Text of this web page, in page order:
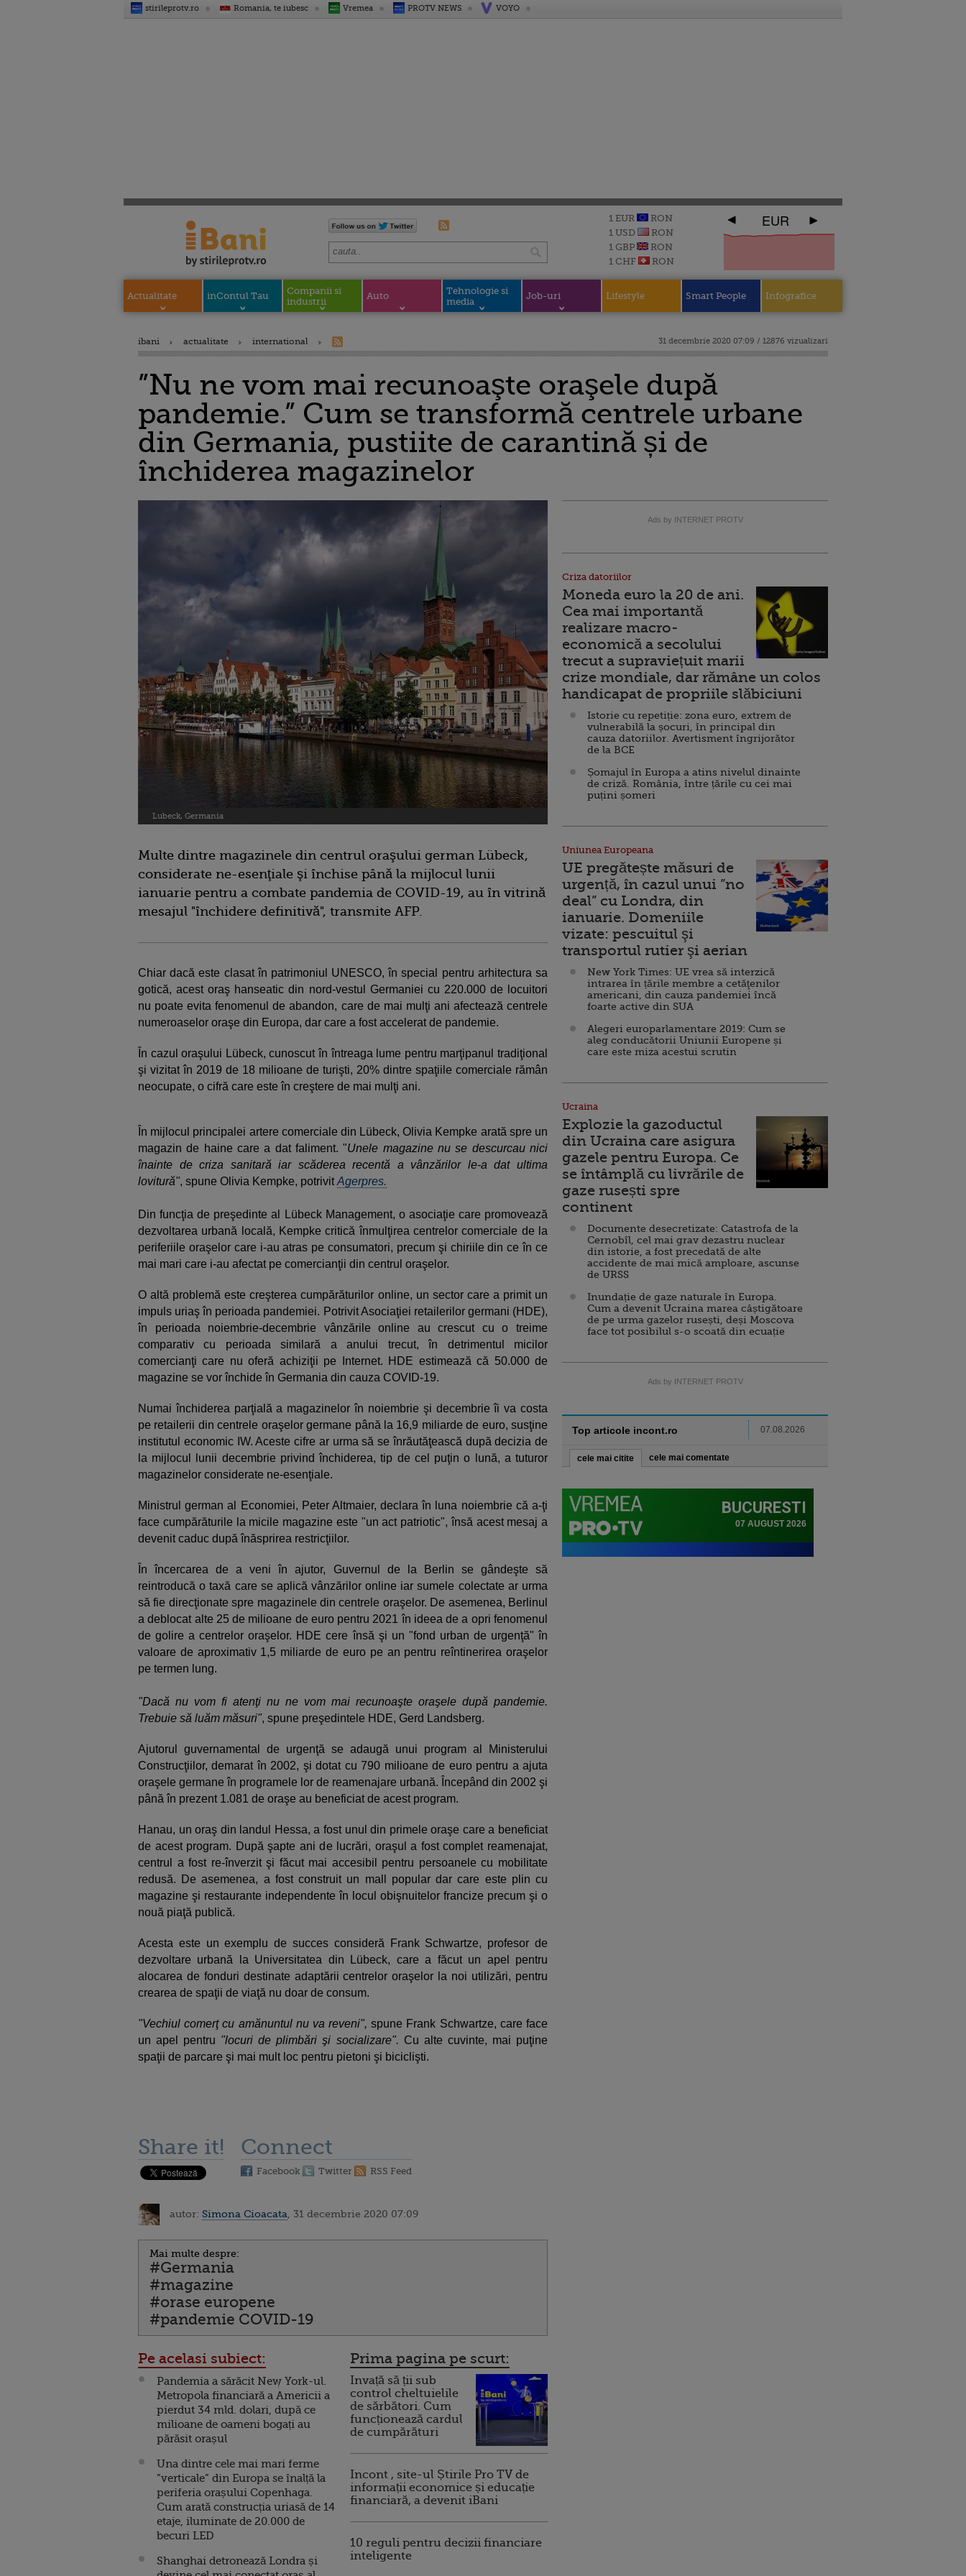
stirileprotv.ro Romania, te iubesc Vremea PROTV NEWS VOYO
1 EUR
RON
1 USD
RON
1 GBP
RON
1 CHF
RON
EUR
Actualitate inContul Tau
Companii si
industrii
Auto
Tehnologie si
media
Job-uri Lifestyle Smart People Infografice
ibani actualitate international 31 decembrie 2020 07:09 / 12876 vizualizari
”Nu ne vom mai recunoaşte oraşele după
pandemie.” Cum se transformă centrele urbane
din Germania, pustiite de carantină și de
închiderea magazinelor
Lubeck, Germania
Multe dintre magazinele din centrul oraşului german Lübeck,
considerate ne-esenţiale şi închise până la mijlocul lunii
ianuarie pentru a combate pandemia de COVID-19, au în vitrină
mesajul "închidere definitivă", transmite AFP.
Chiar dacă este clasat în patrimoniul UNESCO, în special pentru arhitectura sa
gotică, acest oraş hanseatic din nord-vestul Germaniei cu 220.000 de locuitori
nu poate evita fenomenul de abandon, care de mai mulţi ani afectează centrele
numeroaselor oraşe din Europa, dar care a fost accelerat de pandemie.
În cazul oraşului Lübeck, cunoscut în întreaga lume pentru marţipanul tradiţional
şi vizitat în 2019 de 18 milioane de turişti, 20% dintre spaţiile comerciale rămân
neocupate, o cifră care este în creştere de mai mulţi ani.
În mijlocul principalei artere comerciale din Lübeck, Olivia Kempke arată spre un
magazin de haine care a dat faliment. "Unele magazine nu se descurcau nici
înainte de criza sanitară iar scăderea recentă a vânzărilor le-a dat ultima
lovitură", spune Olivia Kempke, potrivitAgerpres.
Din funcţia de preşedinte al Lübeck Management, o asociaţie care promovează
dezvoltarea urbană locală, Kempke critică înmulţirea centrelor comerciale de la
periferiile oraşelor care i-au atras pe consumatori, precum şi chiriile din ce în ce
mai mari care i-au afectat pe comercianţii din centrul oraşelor.
O altă problemă este creşterea cumpărăturilor online, un sector care a primit un
impuls uriaş în perioada pandemiei. Potrivit Asociaţiei retailerilor germani (HDE),
în perioada noiembrie-decembrie vânzările online au crescut cu o treime
comparativ cu perioada similară a anului trecut, în detrimentul micilor
comercianţi care nu oferă achiziţii pe Internet. HDE estimează că 50.000 de
magazine se vor închide în Germania din cauza COVID-19.
Numai închiderea parţială a magazinelor în noiembrie şi decembrie îi va costa
pe retailerii din centrele oraşelor germane până la 16,9 miliarde de euro, susţine
institutul economic IW. Aceste cifre ar urma să se înrăutăţească după decizia de
la mijlocul lunii decembrie privind închiderea, tip de cel puţin o lună, a tuturor
magazinelor considerate ne-esenţiale.
Ministrul german al Economiei, Peter Altmaier, declara în luna noiembrie că a-ţi
face cumpărăturile la micile magazine este "un act patriotic", însă acest mesaj a
devenit caduc după înăsprirea restricţiilor.
În încercarea de a veni în ajutor, Guvernul de la Berlin se gândeşte să
reintroducă o taxă care se aplică vânzărilor online iar sumele colectate ar urma
să fie direcţionate spre magazinele din centrele oraşelor. De asemenea, Berlinul
a deblocat alte 25 de milioane de euro pentru 2021 în ideea de a opri fenomenul
de golire a centrelor oraşelor. HDE cere însă şi un "fond urban de urgenţă" în
valoare de aproximativ 1,5 miliarde de euro pe an pentru reîntinerirea oraşelor
pe termen lung.
"Dacă nu vom fi atenţi nu ne vom mai recunoaşte oraşele după pandemie.
Trebuie să luăm măsuri", spune preşedintele HDE, Gerd Landsberg.
Ajutorul guvernamental de urgenţă se adaugă unui program al Ministerului
Construcţiilor, demarat în 2002, şi dotat cu 790 milioane de euro pentru a ajuta
oraşele germane în programele lor de reamenajare urbană. Începând din 2002 şi
până în prezent 1.081 de oraşe au beneficiat de acest program.
Hanau, un oraş din landul Hessa, a fost unul din primele oraşe care a beneficiat
de acest program. După şapte ani de lucrări, oraşul a fost complet reamenajat,
centrul a fost re-înverzit şi făcut mai accesibil pentru persoanele cu mobilitate
redusă. De asemenea, a fost construit un mall popular dar care este plin cu
magazine şi restaurante independente în locul obişnuitelor francize precum şi o
nouă piaţă publică.
Acesta este un exemplu de succes consideră Frank Schwartze, profesor de
dezvoltare urbană la Universitatea din Lübeck, care a făcut un apel pentru
alocarea de fonduri destinate adaptării centrelor oraşelor la noi utilizări, pentru
crearea de spaţii de viaţă nu doar de consum.
"Vechiul comerţ cu amănuntul nu va reveni", spune Frank Schwartze, care face
un apel pentru "locuri de plimbări şi socializare". Cu alte cuvinte, mai puţine
spaţii de parcare şi mai mult loc pentru pietoni şi biciclişti.
Share it! Connect
Facebook Twitter RSS Feed
autor: Simona Cioacata , 31 decembrie 2020 07:09
Mai multe despre:
#Germania
#magazine
#orase europene
#pandemie COVID-19
Pe acelasi subiect:
Pandemia a sărăcit New York-ul.
Metropola financiară a Americii a
pierdut 34 mld. dolari, după ce
milioane de oameni bogați au
părăsit orașul
Una dintre cele mai mari ferme
”verticale” din Europa se înalță la
periferia orașului Copenhaga.
Cum arată construcția uriasă de 14
etaje, iluminate de 20.000 de
becuri LED
Shanghai detronează Londra și
Prima pagina pe scurt:
Invață să ții sub
control cheltuielile
de sărbători. Cum
funcționează cardul
de cumpărături
Incont , site-ul Știrile Pro TV de
informații economice și educație
financiară, a devenit iBani
10 reguli pentru decizii financiare
inteligente
Ads by INTERNET PROTV
Criza datoriilor
Moneda euro la 20 de ani.
Cea mai importantă
realizare macro-
economică a secolului
trecut a supraviețuit marii
crize mondiale, dar rămâne un colos
handicapat de propriile slăbiciuni
Istorie cu repetiție: zona euro, extrem de
vulnerabilă la șocuri, în principal din
cauza datoriilor. Avertisment îngrijorător
de la BCE
Șomajul în Europa a atins nivelul dinainte
de criză. România, între țările cu cei mai
puțini șomeri
Uniunea Europeana
UE pregătește măsuri de
urgență, în cazul unui ”no
deal” cu Londra, din
ianuarie. Domeniile
vizate: pescuitul şi
transportul rutier şi aerian
New York Times: UE vrea să interzică
intrarea în țările membre a cetăţenilor
americani, din cauza pandemiei încă
foarte active din SUA
Alegeri europarlamentare 2019: Cum se
aleg conducătorii Uniunii Europene și
care este miza acestui scrutin
Ucraina
Explozie la gazoductul
din Ucraina care asigura
gazele pentru Europa. Ce
se întâmplă cu livrările de
gaze rusești spre
continent
Documente desecretizate: Catastrofa de la
Cernobîl, cel mai grav dezastru nuclear
din istorie, a fost precedată de alte
accidente de mai mică amploare, ascunse
de URSS
Inundație de gaze naturale în Europa.
Cum a devenit Ucraina marea câștigătoare
de pe urma gazelor rusești, deși Moscova
face tot posibilul s-o scoată din ecuație
Ads by INTERNET PROTV
Top articole incont.ro 07.08.2026
cele mai citite cele mai comentate